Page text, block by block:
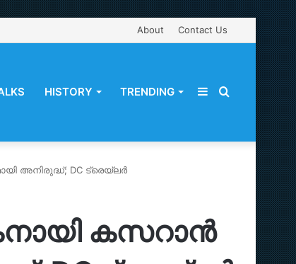
About Contact Us
HISTORY TRENDING Search
Sidebar
അനിരുദ്ധ്; DC ട്രെയ്‌ലർ
കസറാൻ